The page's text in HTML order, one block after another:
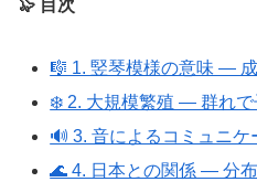
🦭 目次
🎼 1. 竪琴模様の意味 ―
❄️ 2. 大規模繁殖 ― 群れで
🔊 3. 音によるコミュニ
🌊 4. 日本との関係 ― 分